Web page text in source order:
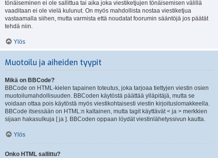
tönäiseminen ei ole sallittua tai aika joka viestiketjujen tönäisemisen välillä
vaaditaan ei ole vielä kulunut. On myös mahdollista nostaa viestiketjua
vastaamalla siihen, mutta varmista että noudatat foorumin sääntöjä jos päätät
tehdä niin.
Ylös
Muotoilu ja aiheiden tyypit
Mikä on BBCode?
BBCode on HTML-kielen tapainen toteutus, joka tarjoaa tiettyjen viestin osien
muotoilumahdollisuuden. BBCoden käytöstä päättää ylläpitäjä, mutta se
voidaan ottaa pois käytöstä myös viestikohtaisesti viestin kirjoituslomakkeella.
BBCode itsessään on HTML:n kaltainen, mutta tagit käyttävät < ja > merkkien
sijaan hakasulkuja [ ja ]. BBCoden oppaan löydät viestinlähetyssivun kautta.
Ylös
Onko HTML sallittu?